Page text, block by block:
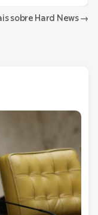
sobre Hard News→